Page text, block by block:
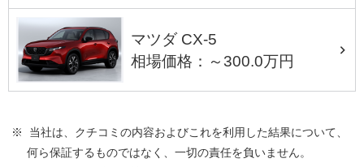
マツダ CX-5
相場価格：～300.0万円
※ 当社は、クチコミの内容およびこれを利用した結果について、
何ら保証するものではなく、一切の責任を負いません。